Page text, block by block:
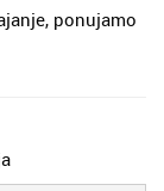
ponujamo